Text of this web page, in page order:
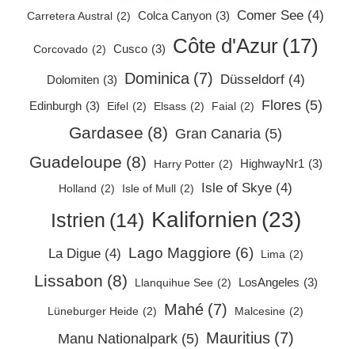
Carretera Austral (2) Colca Canyon (3) Comer See (4)
Corcovado (2) Cusco (3) Côte d'Azur (17)
Dolomiten (3) Dominica (7) Düsseldorf (4)
Edinburgh (3) Eifel (2) Elsass (2) Faial (2) Flores (5)
Gardasee (8) Gran Canaria (5)
Guadeloupe (8) Harry Potter (2) HighwayNr1 (3)
Holland (2) Isle of Mull (2) Isle of Skye (4)
Istrien (14) Kalifornien (23)
La Digue (4) Lago Maggiore (6) Lima (2)
Lissabon (8) Llanquihue See (2) LosAngeles (3)
Lüneburger Heide (2) Mahé (7) Malcesine (2)
Manu Nationalpark (5) Mauritius (7)